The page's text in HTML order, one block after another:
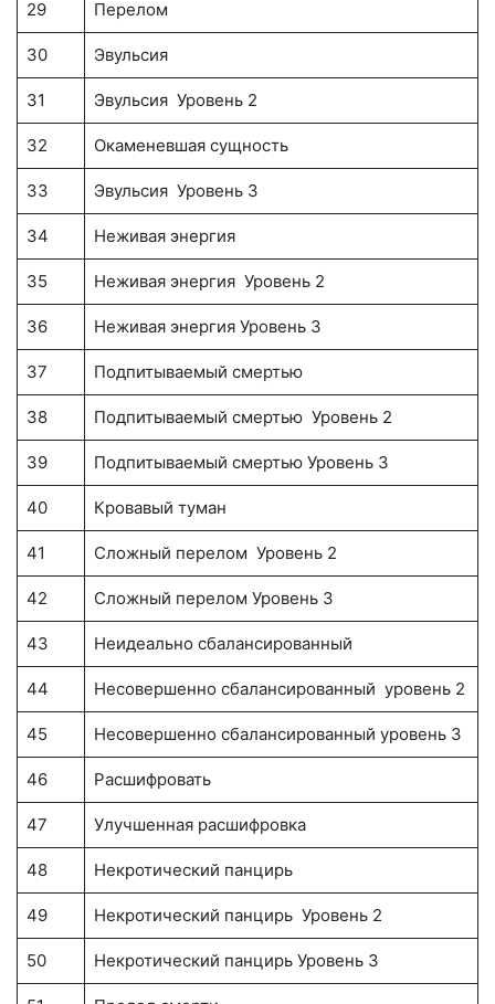
29 Перелом
30 Эвульсия
31 Эвульсия Уровень 2
32 Окаменевшая сущность
33 Эвульсия Уровень 3
34 Неживая энергия
35 Неживая энергия Уровень 2
36 Неживая энергия Уровень 3
37 Подпитываемый смертью
38 Подпитываемый смертью Уровень 2
39 Подпитываемый смертью Уровень 3
40 Кровавый туман
41 Сложный перелом Уровень 2
42 Сложный перелом Уровень 3
43 Неидеально сбалансированный
44 Несовершенно сбалансированный уровень 2
45 Несовершенно сбалансированный уровень 3
46 Расшифровать
47 Улучшенная расшифровка
48 Некротический панцирь
49 Некротический панцирь Уровень 2
50 Некротический панцирь Уровень 3